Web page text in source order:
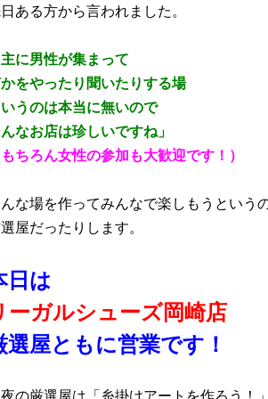
ある方から言われました。
主に男性が集まって
をやったり聞いたりする場
うのは本当に無いので
なお店は珍しいですね」
もちろん女性の参加も大歓迎です！）
な場を作ってみんなで楽しもうという
屋だったりします。
日は
ーガルシューズ岡崎店
選屋ともに営業です！